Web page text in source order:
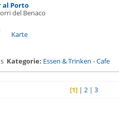
al Porto
del Benaco
Karte
Kategorie: Essen & Trinken -Cafe
[1]| 2| 3